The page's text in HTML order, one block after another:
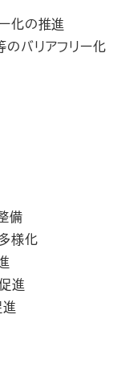
化の推進
バリアフリー化
備
様化
進
進